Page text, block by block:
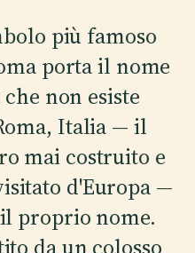
più famoso
porta il nome
non esiste
Italia — il
mai costruito e
d'Europa —
proprio nome.
da un colosso